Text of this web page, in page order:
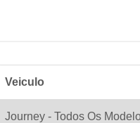
Veiculo
Journey - Todos Os